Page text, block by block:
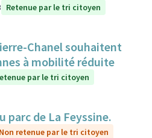
Retenue par le tri citoyen
Chanel souhaitent
à mobilité réduite
par le tri citoyen
parc de La Feyssine.
Non retenue par le tri citoyen